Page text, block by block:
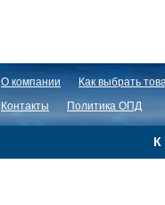
О компании Как выбрать
Контакты
Политика ОПД